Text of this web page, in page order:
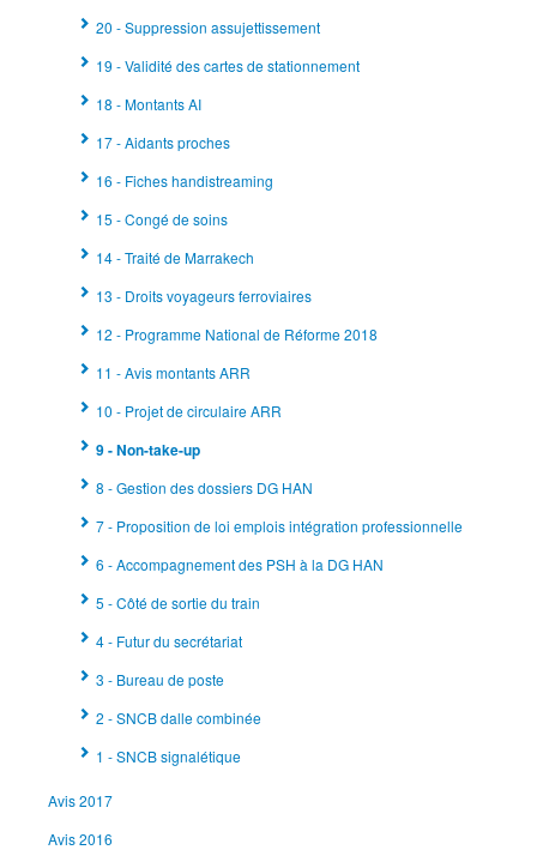
20 - Suppression assujettissement
19 - Validité des cartes de stationnement
18 - Montants AI
17 - Aidants proches
16 - Fiches handistreaming
15 - Congé de soins
14 - Traité de Marrakech
13 - Droits voyageurs ferroviaires
12 - Programme National de Réforme 2018
11 - Avis montants ARR
10 - Projet de circulaire ARR
9 - Non-take-up
8 - Gestion des dossiers DG HAN
7 - Proposition de loi emplois intégration professionnelle
6 - Accompagnement des PSH à la DG HAN
5 - Côté de sortie du train
4 - Futur du secrétariat
3 - Bureau de poste
2 - SNCB dalle combinée
1 - SNCB signalétique
Avis 2017
Avis 2016